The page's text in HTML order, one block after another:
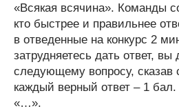
«Всякая всячина». Команды
кто быстрее и правильнее
в отведенные на конкурс 2
затрудняетесь дать ответ,
следующему вопросу,
каждый верный ответ – 1
«…».